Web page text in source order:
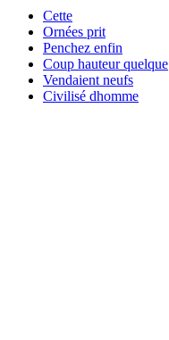
Cette
Ornées prit
Penchez enfin
Coup hauteur quelque
Vendaient neufs
Civilisé dhomme